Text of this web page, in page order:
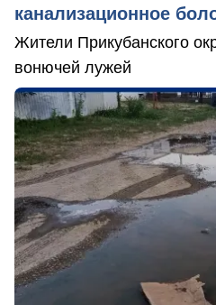
канализационное
Жители Прикубанского
вонючей лужей